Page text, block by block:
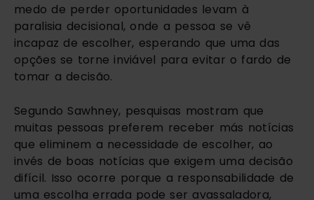
medo de perder oportunidades levam à
paralisia decisional, onde a pessoa se vê
incapaz de escolher, esperando que uma das
opções se torne inviável para evitar o fardo de
tomar a decisão.
Segundo Sawhney, pesquisas mostram que
muitas pessoas preferem receber más notícias
que eliminem a necessidade de escolher, ao
invés de boas notícias que exigem uma decisão
difícil. Isso ocorre porque a responsabilidade de
uma escolha errada pode ser avassaladora,